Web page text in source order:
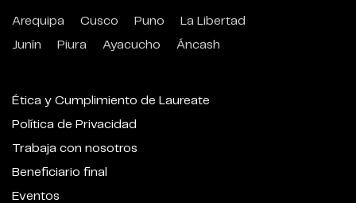
Arequipa Cusco Puno
La Libertad
Junín
Piura Ayacucho Áncash
Ética y Cumplimiento de Laureate
Política de Privacidad
Trabaja con nosotros
Beneficiario final
Eventos